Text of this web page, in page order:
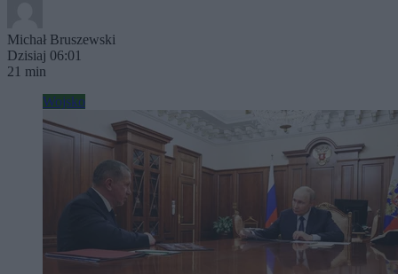
Michał Bruszewski
Dzisiaj 06:01
21 min
Wojsko